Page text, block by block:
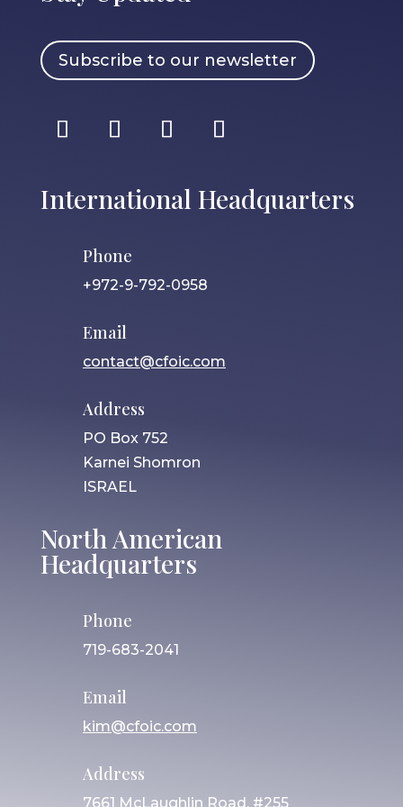
Subscribe to our newsletter
International Headquarters
Phone
+972-9-792-0958
Email
contact@cfoic.com
Address
PO Box 752
Karnei Shomron
ISRAEL
North American
Headquarters
Phone
719-683-2041
Email
kim@cfoic.com
Address
7661 McLaughlin Road, #255